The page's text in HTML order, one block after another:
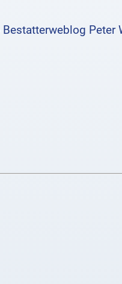
Bestatterweblog Peter